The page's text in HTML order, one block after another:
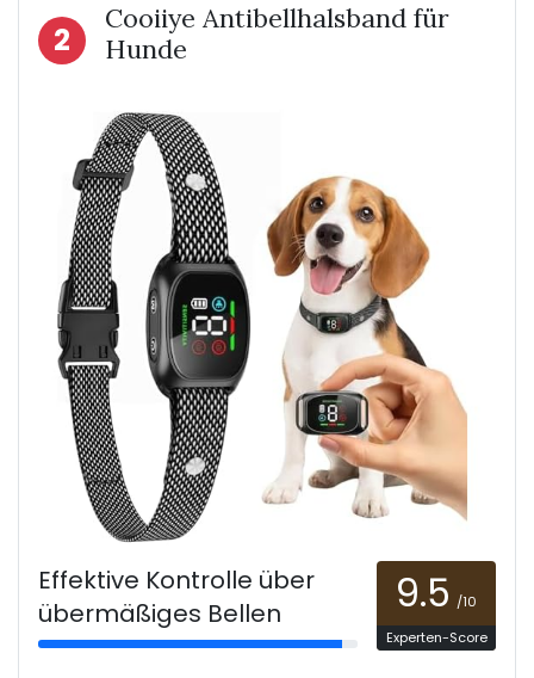
2
Cooiiye Antibellhalsband für
Hunde
Effektive Kontrolle über
übermäßiges Bellen
9.5 /10
Experten-Score